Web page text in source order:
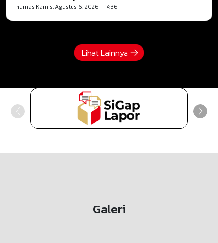
humas Kamis, Agustus 6, 2026 - 14:36
Lihat Lainnya
Galeri